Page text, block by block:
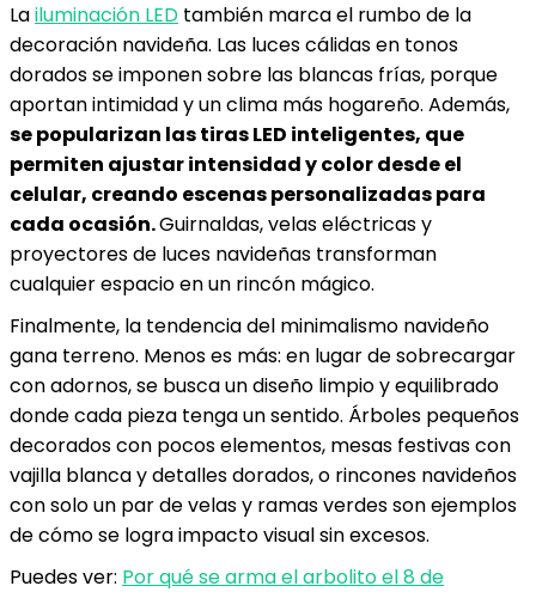
Lailuminación LED también marca el rumbo de la
decoración navideña. Las luces cálidas en tonos
dorados se imponen sobre las blancas frías, porque
aportan intimidad y un clima más hogareño. Además,
se popularizan las tiras LED inteligentes, que
permiten ajustar intensidad y color desde el
celular, creando escenas personalizadas para
cada ocasión.Guirnaldas, velas eléctricas y
proyectores de luces navideñas transforman
cualquier espacio en un rincón mágico.
Finalmente, la tendencia del minimalismo navideño
gana terreno. Menos es más: en lugar de sobrecargar
con adornos, se busca un diseño limpio y equilibrado
donde cada pieza tenga un sentido. Árboles pequeños
decorados con pocos elementos, mesas festivas con
vajilla blanca y detalles dorados, o rincones navideños
con solo un par de velas y ramas verdes son ejemplos
de cómo se logra impacto visual sin excesos.
Puedes ver: Por qué se arma el arbolito el 8 de